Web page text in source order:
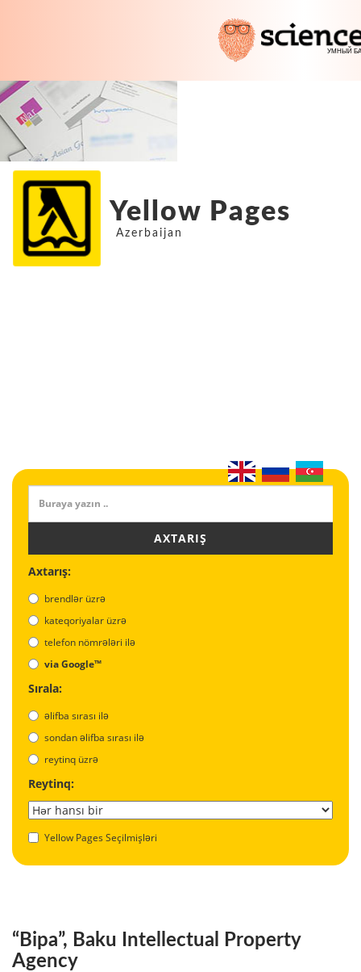
Yellow Pages
Azerbaijan
AXTARIŞ
Axtarış:
brendlər üzrə
kateqoriyalar üzrə
telefon nömrələri ilə
via Google™
Sırala:
əlifba sırası ilə
sondan əlifba sırası ilə
reytinq üzrə
Reytinq:
Yellow Pages Seçilmişləri
“Bipa”, Baku Intellectual Property
Agency